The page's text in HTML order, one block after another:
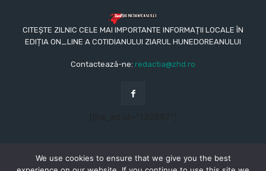
CITEȘTE ZILNIC CELE MAI IMPORTANTE INFORMAȚII LOCALE ÎN
EDIȚIA ON_LINE A COTIDIANULUI ZIARUL HUNEDOREANULUI
Contactează-ne: redactia@zhd.ro
We use cookies to ensure that we give you the best